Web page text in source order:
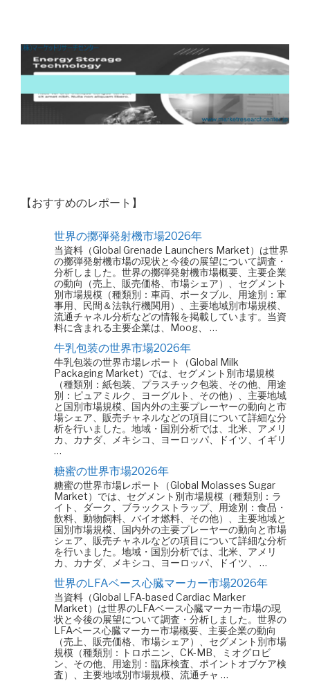
【おすすめのレポート】
世界の擲弾発射機市場2026年
当資料（Global Grenade Launchers Market）は世界
の擲弾発射機市場の現状と今後の展望について調査・
分析しました。世界の擲弾発射機市場概要、主要企業
の動向（売上、販売価格、市場シェア）、セグメント
別市場規模（種類別：車両、ポータブル、用途別：軍
事用、民間＆法執行機関用）、主要地域別市場規模、
流通チャネル分析などの情報を掲載しています。当資
料に含まれる主要企業は、Moog、 …
牛乳包装の世界市場2026年
牛乳包装の世界市場レポート（Global Milk
Packaging Market）では、セグメント別市場規模
（種類別：紙包装、プラスチック包装、その他、用途
別：ピュアミルク、ヨーグルト、その他）、主要地域
と国別市場規模、国内外の主要プレーヤーの動向と市
場シェア、販売チャネルなどの項目について詳細な分
析を行いました。地域・国別分析では、北米、アメリ
カ、カナダ、メキシコ、ヨーロッパ、ドイツ、イギリ
…
糖蜜の世界市場2026年
糖蜜の世界市場レポート（Global Molasses Sugar
Market）では、セグメント別市場規模（種類別：ラ
イト、ダーク、ブラックストラップ、用途別：食品・
飲料、動物飼料、バイオ燃料、その他）、主要地域と
国別市場規模、国内外の主要プレーヤーの動向と市場
シェア、販売チャネルなどの項目について詳細な分析
を行いました。地域・国別分析では、北米、アメリ
カ、カナダ、メキシコ、ヨーロッパ、ドイツ、 …
世界のLFAベース心臓マーカー市場2026年
当資料（Global LFA-based Cardiac Marker
Market）は世界のLFAベース心臓マーカー市場の現
状と今後の展望について調査・分析しました。世界の
LFAベース心臓マーカー市場概要、主要企業の動向
（売上、販売価格、市場シェア）、セグメント別市場
規模（種類別：トロポニン、CK-MB、ミオグロビ
ン、その他、用途別：臨床検査、ポイントオブケア検
査）、主要地域別市場規模、流通チャ …